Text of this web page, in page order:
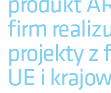
firm
projekty z
UE i